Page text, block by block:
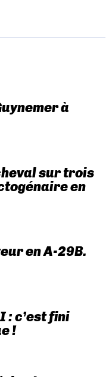
à
sur trois
en
en A-29B.
: c’est fini
!